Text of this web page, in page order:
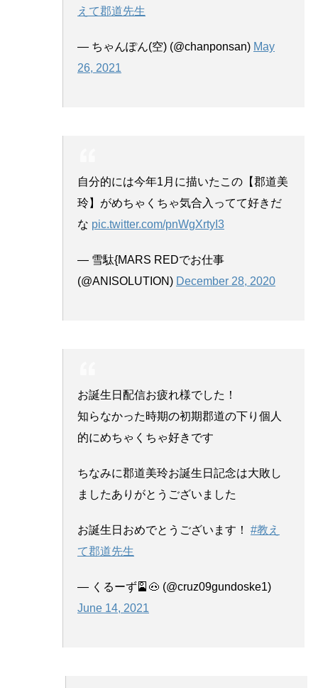
えて郡道先生
— ちゃんぽん(空) (@chanponsan) May
26, 2021
自分的には今年1月に描いたこの【郡道美
玲】がめちゃくちゃ気合入ってて好きだ
な pic.twitter.com/pnWgXrtyI3
— 雪駄{MARS REDでお仕事
(@ANISOLUTION) December 28, 2020
お誕生日配信お疲れ様でした！
知らなかった時期の初期郡道の下り個人
的にめちゃくちゃ好きです
ちなみに郡道美玲お誕生日記念は大敗し
ましたありがとうございました
お誕生日おめでとうございます！ #教え
て郡道先生
— くるーず🎴🐽 (@cruz09gundoske1)
June 14, 2021